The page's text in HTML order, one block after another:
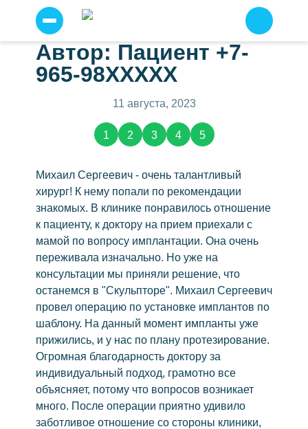
Прайс
Услуги
(2787)
Примеры работ
Наши специалисты
Детская стоматология
Профессиональная чистка зубов
Имплантация всё на шести
Всё на четырех
Протезирование
Несъемное протезирование
Виниры
Керамические виниры
Коронка на зубы
Циркониевые
Керамические
Автор: Пациент +7-
965-98XXXXX
11 августа, 2023
1 2 3 4 5
Михаил Сергеевич - очень талантливый
хирург! К нему попали по рекомендации
знакомых. В клинике понравилось отношение
к пациенту, к доктору на прием приехали с
мамой по вопросу имплантации. Она очень
переживала изначально. Но уже на
консультации мы приняли решение, что
останемся в "Скульпторе". Михаил Сергеевич
провел операцию по установке имплантов по
шаблону. На данный момент импланты уже
прижились, и у нас по плану протезирование.
Огромная благодарность доктору за
индивидуальный подход, грамотно все
объясняет, потому что вопросов возникает
много. После операции приятно удивило
заботливое отношение со стороны клиники,
Отправить